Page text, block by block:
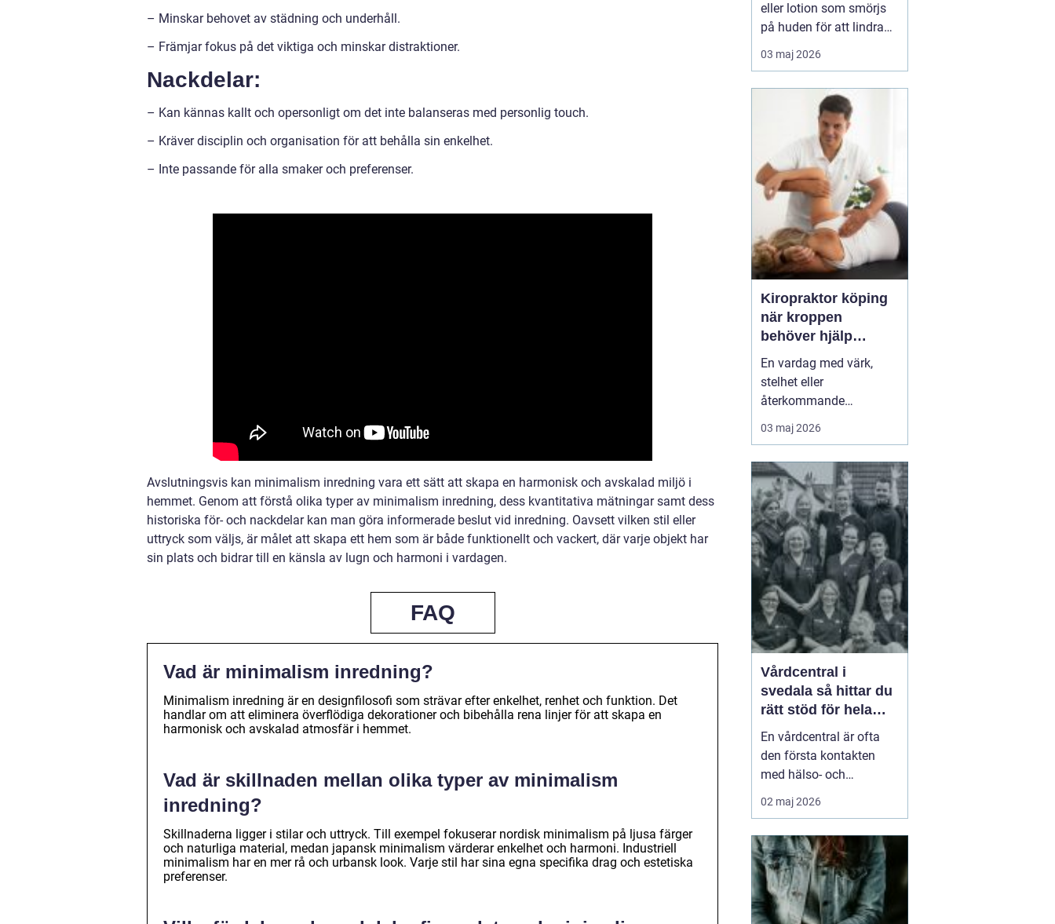
– Minskar behovet av städning och underhåll.
– Främjar fokus på det viktiga och minskar distraktioner.
Nackdelar:
– Kan kännas kallt och opersonligt om det inte balanseras med personlig touch.
– Kräver disciplin och organisation för att behålla sin enkelhet.
– Inte passande för alla smaker och preferenser.
Avslutningsvis kan minimalism inredning vara ett sätt att skapa en harmonisk och avskalad miljö i
hemmet. Genom att förstå olika typer av minimalism inredning, dess kvantitativa mätningar samt dess
historiska för- och nackdelar kan man göra informerade beslut vid inredning. Oavsett vilken stil eller
uttryck som väljs, är målet att skapa ett hem som är både funktionellt och vackert, där varje objekt har
sin plats och bidrar till en känsla av lugn och harmoni i vardagen.
FAQ
Vad är minimalism inredning?
Minimalism inredning är en designfilosofi som strävar efter enkelhet, renhet och funktion. Det
handlar om att eliminera överflödiga dekorationer och bibehålla rena linjer för att skapa en
harmonisk och avskalad atmosfär i hemmet.
Vad är skillnaden mellan olika typer av minimalism
inredning?
Skillnaderna ligger i stilar och uttryck. Till exempel fokuserar nordisk minimalism på ljusa färger
och naturliga material, medan japansk minimalism värderar enkelhet och harmoni. Industriell
minimalism har en mer rå och urbansk look. Varje stil har sina egna specifika drag och estetiska
preferenser.
eller lotion som smörjs
på huden för att lindra
muskelvärk, stelhet och
ibland också ledbesvär.
ämnen som stimulerar
blodcirkulationen och
03 maj 2026
Kiropraktor köping
när kroppen
behöver hjälp
tillbaka
En vardag med värk,
stelhet eller
återkommande
huvudvärk tär på både
ork och humör. Många
besvär och tänker att det
går nog över. Ofta gör
det inte det. En
legitimerad kiropraktor
kan hjälpa kroppen att
återfå rörlighet, minska
smä...
03 maj 2026
Vårdcentral i
svedala så hittar du
rätt stöd för hela
familjen
En vårdcentral är ofta
den första kontakten
med hälso- och
sjukvården. För många i
Svedala handlar valet
plats där både barn,
vuxna och äldre får hjälp
under samma tak. I en
tid med högt tempo och
02 maj 2026